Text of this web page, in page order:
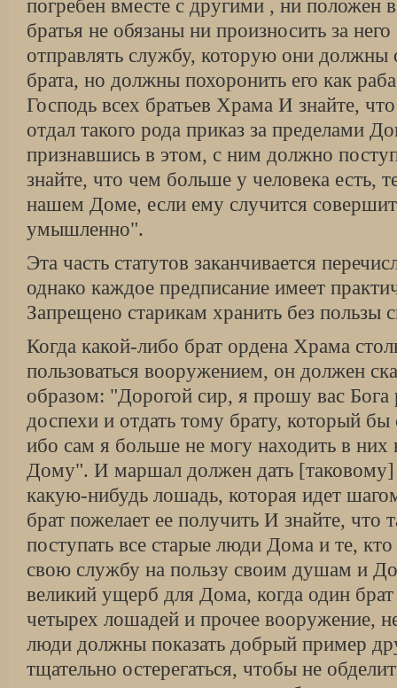
погребен вместе с другими , ни
братья не обязаны ни произносить за
отправлять службу, которую они должны
брата, но должны похоронить его как
Господь всех братьев Храма И знайте,
отдал такого рода приказ за пределами
признавшись в этом, с ним должно
знайте, что чем больше у человека есть,
нашем Доме, если ему случится
умышленно".
Эта часть статутов заканчивается
однако каждое предписание имеет
Запрещено старикам хранить без пользы
Когда какой-либо брат ордена Храма
пользоваться вооружением, он должен
образом: "Дорогой сир, я прошу вас Бога
доспехи и отдать тому брату, который
ибо сам я больше не могу находить в них
Дому". И маршал должен дать
какую-нибудь лошадь, которая идет
брат пожелает ее получить И знайте,
поступать все старые люди Дома и те,
свою службу на пользу своим душам и
великий ущерб для Дома, когда один
четырех лошадей и прочее вооружение,
люди должны показать добрый пример
тщательно остерегаться, чтобы не